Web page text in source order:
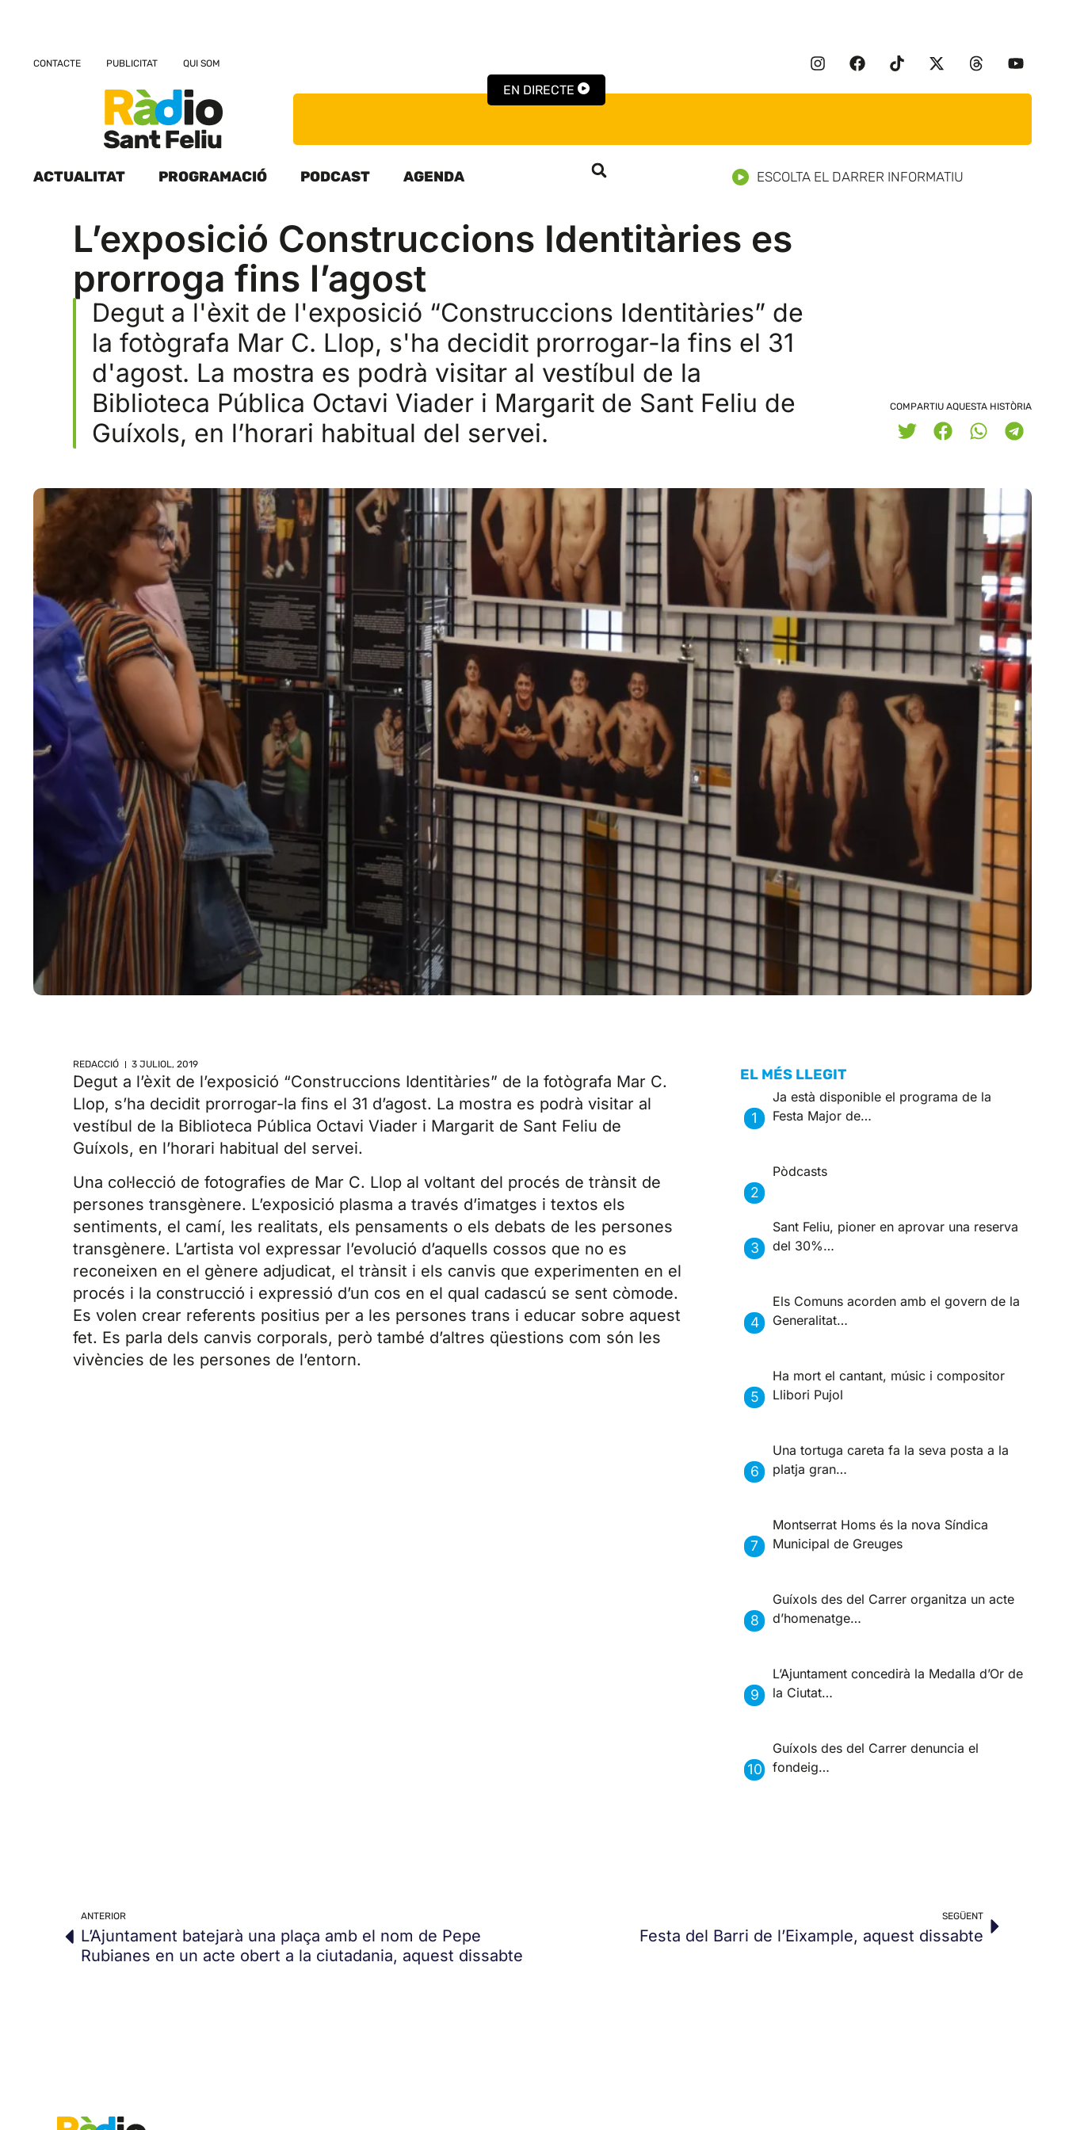
CONTACTE PUBLICITAT QUI SOM
EN DIRECTE
ACTUALITAT PROGRAMACIÓ PODCAST AGENDA ESCOLTA EL DARRER INFORMATIU
L’exposició Construccions Identitàries es
prorroga fins l’agost
Degut a l'èxit de l'exposició “Construccions Identitàries” de
la fotògrafa Mar C. Llop, s'ha decidit prorrogar-la fins el 31
d'agost. La mostra es podrà visitar al vestíbul de la
Biblioteca Pública Octavi Viader i Margarit de Sant Feliu de
Guíxols, en l’horari habitual del servei.
COMPARTIU AQUESTA HISTÒRIA
REDACCIÓ 3 JULIOL, 2019
Degut a l’èxit de l’exposició “Construccions Identitàries” de la fotògrafa Mar C.
Llop, s’ha decidit prorrogar-la fins el 31 d’agost. La mostra es podrà visitar al
vestíbul de la Biblioteca Pública Octavi Viader i Margarit de Sant Feliu de
Guíxols, en l’horari habitual del servei.
Una col·lecció de fotografies de Mar C. Llop al voltant del procés de trànsit de
persones transgènere. L’exposició plasma a través d’imatges i textos els
sentiments, el camí, les realitats, els pensaments o els debats de les persones
transgènere. L’artista vol expressar l’evolució d’aquells cossos que no es
reconeixen en el gènere adjudicat, el trànsit i els canvis que experimenten en el
procés i la construcció i expressió d’un cos en el qual cadascú se sent còmode.
Es volen crear referents positius per a les persones trans i educar sobre aquest
fet. Es parla dels canvis corporals, però també d’altres qüestions com són les
vivències de les persones de l’entorn.
EL MÉS LLEGIT
Ja està disponible el programa de la
Festa Major de…
Pòdcasts
Sant Feliu, pioner en aprovar una reserva
del 30%…
Els Comuns acorden amb el govern de la
Generalitat…
Ha mort el cantant, músic i compositor
Llibori Pujol
Una tortuga careta fa la seva posta a la
platja gran…
Montserrat Homs és la nova Síndica
Municipal de Greuges
Guíxols des del Carrer organitza un acte
d’homenatge…
L’Ajuntament concedirà la Medalla d’Or de
la Ciutat…
Guíxols des del Carrer denuncia el
fondeig…
ANTERIOR
L’Ajuntament batejarà una plaça amb el nom de Pepe
Rubianes en un acte obert a la ciutadania, aquest dissabte
SEGÜENT
Festa del Barri de l’Eixample, aquest dissabte